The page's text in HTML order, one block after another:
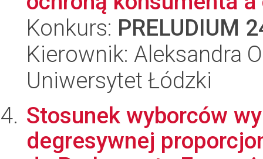
Konkurs: PRELUDIUM
Kierownik: Aleksandra
Uniwersytet Łódzki
Stosunek wyborców
degresywnej